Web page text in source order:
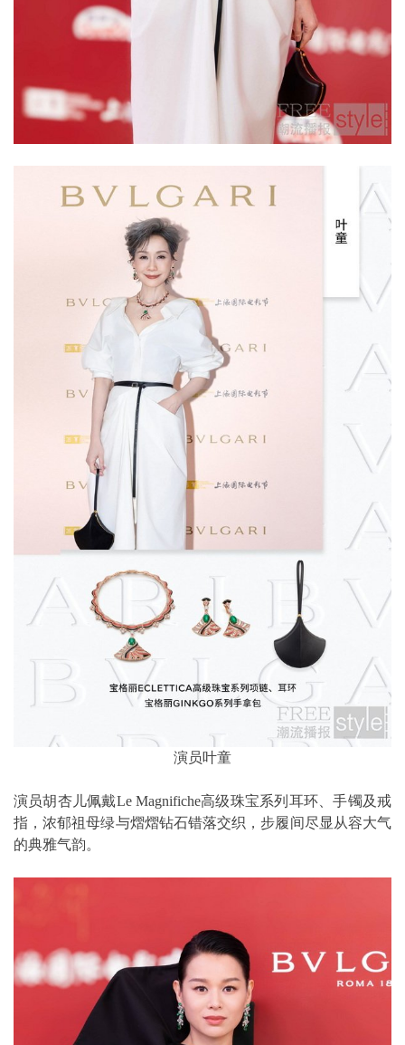
演员叶童
演员胡杏儿佩戴Le Magnifiche高级珠宝系列耳环、手镯及戒
指，浓郁祖母绿与熠熠钻石错落交织，步履间尽显从容大气
的典雅气韵。